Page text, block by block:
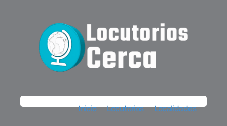
Inicio Locutorios Localidades